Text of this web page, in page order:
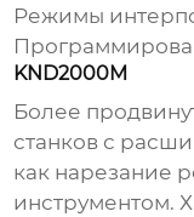
Режимы
KND2000M
Более
станков с
как нарезание
инструментом.